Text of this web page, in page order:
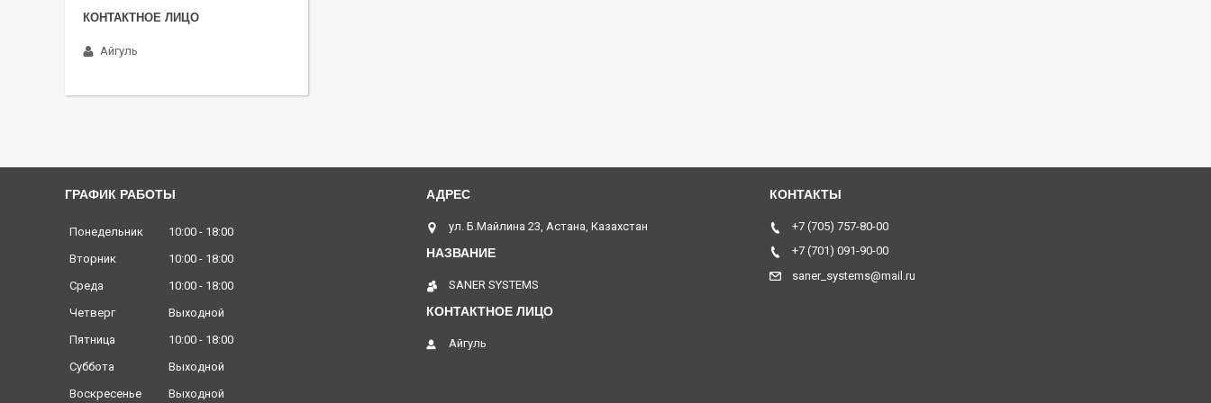
Айгуль
ГРАФИК РАБОТЫ
Понедельник 10:00
18:00
Вторник
10:00
18:00
Среда
10:00
18:00
Четверг
Выходной
Пятница
10:00
18:00
Суббота
Выходной
Воскресенье
Выходной
ул. Б.Майлина 23, Астана, Казахстан
SANER SYSTEMS
Айгуль
+7 (705) 757-80-00
+7 (701) 091-90-00
saner_systems@mail.ru